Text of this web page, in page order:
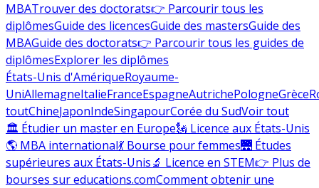
MBATrouver des doctorats👉 Parcourir tous les
diplômesGuide des licencesGuide des mastersGuide des
MBAGuide des doctorats👉 Parcourir tous les guides de
diplômesExplorer les diplômes
États-Unis d'AmériqueRoyaume-
UniAllemagneItalieFranceEspagneAutrichePologneGrèce
toutChineJaponIndeSingapourCorée du SudVoir tout
🏛 Étudier un master en Europe🗽 Licence aux États-Unis
🌎 MBA international💃 Bourse pour femmes🌉 Études
supérieures aux États-Unis🔬 Licence en STEM👉 Plus de
bourses sur educations.comComment obtenir une